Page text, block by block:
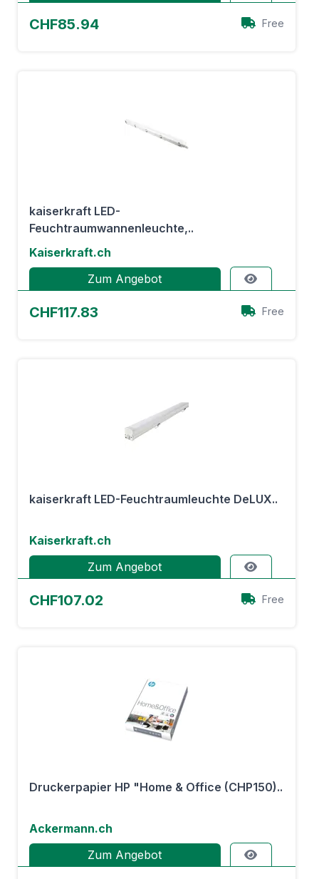
CHF85.94 Free
kaiserkraft LED-
Feuchtraumwannenleuchte,..
Kaiserkraft.ch
Zum Angebot
CHF117.83 Free
kaiserkraft LED-Feuchtraumleuchte DeLUX..
Kaiserkraft.ch
Zum Angebot
CHF107.02 Free
Druckerpapier HP "Home & Office (CHP150)..
Ackermann.ch
Zum Angebot